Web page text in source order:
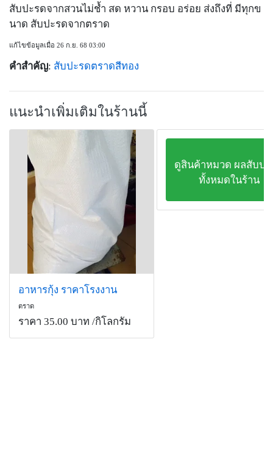
สับปะรดจากสวนไม่ช้ำ สด หวาน กรอบ อร่อย ส่งถึงที่ มีทุกข
นาด สับปะรดจากตราด
แก้ไขข้อมูลเมื่อ 26 ก.ย. 68 03:00
คำสำคัญ: สับปะรดตราดสีทอง
แนะนำเพิ่มเติมในร้านนี้
อาหารกุ้ง ราคาโรงงาน
ตราด
ราคา 35.00 บาท /กิโลกรัม
ดูสินค้าหมวด ผลสับปะ
ทั้งหมดในร้าน